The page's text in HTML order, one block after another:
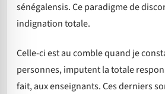
sénégalensis. Ce paradigme de
indignation totale.
Celle-ci est au comble quand je
personnes, imputent la totale
fait, aux enseignants. Ces derniers